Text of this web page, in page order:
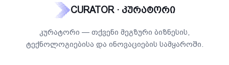
CURATOR · კურატორი
კურატორი — თქვენი მეგზური ბიზნესის,
ტექნოლოგიებისა და ინოვაციების სამყაროში.